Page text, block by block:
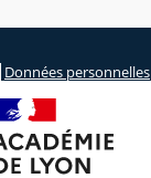
Données personnelles